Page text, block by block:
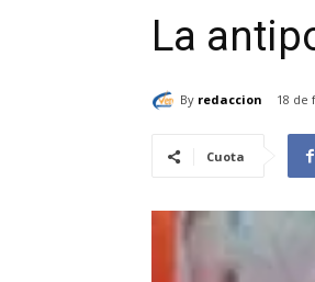
La
By redaccion 18 de
Cuota